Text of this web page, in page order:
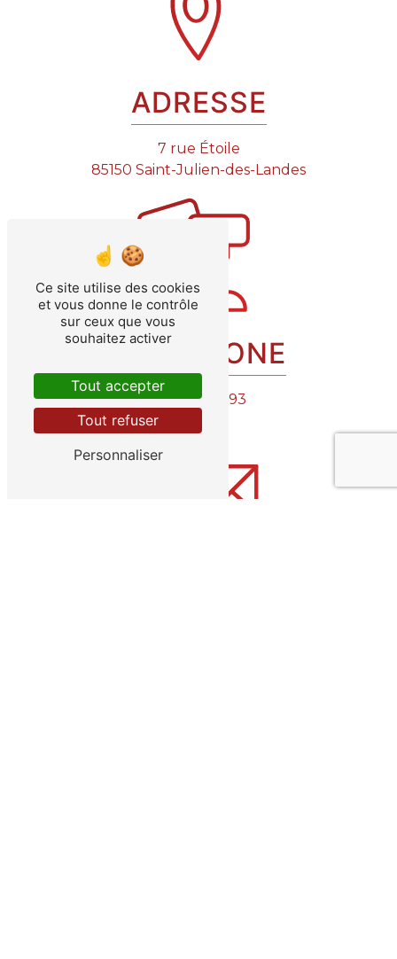
ADRESSE
7 rue Étoile
85150 Saint-Julien-des-Landes
TÉLÉPHONE
06 29 32 11 93
Ce site utilise des cookies
et vous donne le contrôle
sur ceux que vous
souhaitez activer
Tout accepter
Tout refuser
Personnaliser